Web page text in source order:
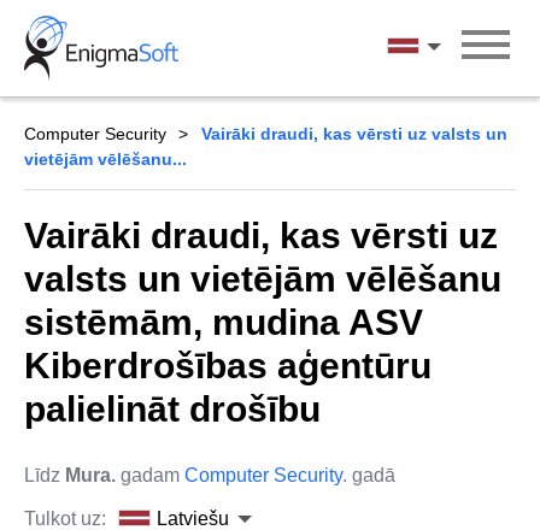
Skip
content
Latviešu
Computer Security
Vairāki draudi, kas vērsti uz valsts un
vietējām vēlēšanu...
Vairāki draudi, kas vērsti uz
valsts un vietējām vēlēšanu
sistēmām, mudina ASV
Kiberdrošības aģentūru
palielināt drošību
Līdz Mura. gadam Computer Security. gadā
Tulkot uz: Latviešu